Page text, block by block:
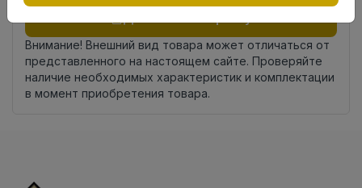
Внимание! Внешний вид товара может отличаться от
представленного на настоящем сайте. Проверяйте
наличие необходимых характеристик и комплектации
в момент приобретения товара.